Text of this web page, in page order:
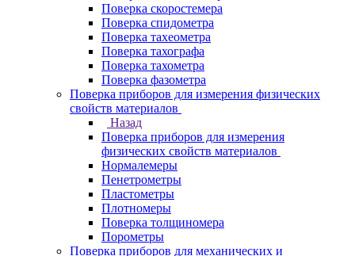
Поверка скоростемера
Поверка спидометра
Поверка тахеометра
Поверка тахографа
Поверка тахометра
Поверка фазометра
Поверка приборов для измерения физических
свойств материалов
Назад
Поверка приборов для измерения
физических свойств материалов
Нормалемеры
Пенетрометры
Пластометры
Плотномеры
Поверка толщиномера
Порометры
Поверка приборов для механических и